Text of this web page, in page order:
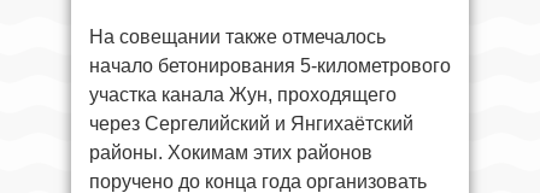
На совещании также отмечалось
начало бетонирования 5-километрового
участка канала Жун, проходящего
через Сергелийский и Янгихаётский
районы. Хокимам этих районов
поручено до конца года организовать